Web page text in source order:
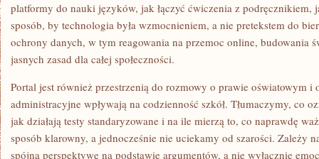
platformy do nauki języków, jak łączyć ćwiczenia z podręcznikiem,
sposób, by technologia była wzmocnieniem, a nie pretekstem do
ochrony danych, w tym reagowania na przemoc online, budowania
jasnych zasad dla całej społeczności.
Portal jest również przestrzenią do rozmowy o prawie oświatowym i
administracyjne wpływają na codzienność szkół. Tłumaczymy, co
jak działają testy standaryzowane i na ile mierzą to, co naprawdę
sposób klarowny, a jednocześnie nie uciekamy od szarości. Zależy
spójną perspektywę na podstawie argumentów, a nie wyłącznie